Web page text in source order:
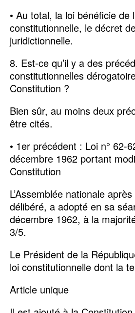
• Au total, la loi bénéficie de
constitutionnelle, le décret
juridictionnelle.
8. Est-ce qu’il y a des
constitutionnelles
Constitution ?
Bien sûr, au moins deux
être cités.
• 1er précédent : Loi n° 62-
décembre 1962 portant
Constitution
L’Assemblée nationale
délibéré, a adopté en sa
décembre 1962, à la
3/5.
Le Président de la
loi constitutionnelle dont la
Article unique